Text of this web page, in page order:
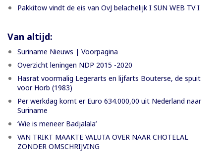
Pakkitow vindt de eis van OvJ belachelijk I SUN WEB TV I
Van altijd:
Suriname Nieuws | Voorpagina
Overzicht leningen NDP 2015 -2020
Hasrat voormalig Legerarts en lijfarts Bouterse, de spuit
voor Horb (1983)
Per werkdag komt er Euro 634.000,00 uit Nederland naar
Suriname
‘Wie is meneer Badjalala’
VAN TRIKT MAAKTE VALUTA OVER NAAR CHOTELAL
ZONDER OMSCHRIJVING